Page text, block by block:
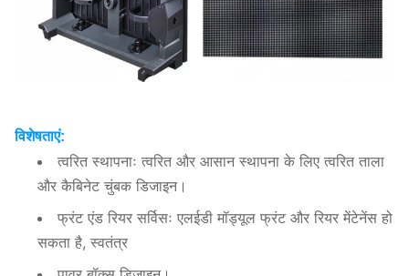
विशेषताएं:
त्वरित स्थापनाः त्वरित और आसान स्थापना के लिए त्वरित ताला
और कैबिनेट चुंबक डिजाइन।
फ्रंट एंड रियर सर्विसः एलईडी मॉड्यूल फ्रंट और रियर मेंटेनेंस हो
सकता है, स्वतंत्र